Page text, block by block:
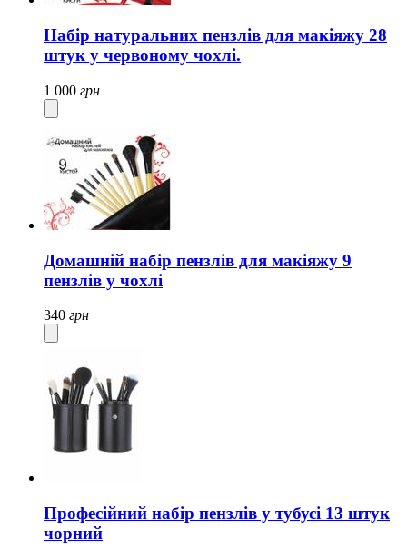
Набір натуральних пензлів для макіяжу 28
штук у червоному чохлі.
1 000 грн
Домашній набір пензлів для макіяжу 9
пензлів у чохлі
340 грн
Професійний набір пензлів у тубусі 13 штук
чорний